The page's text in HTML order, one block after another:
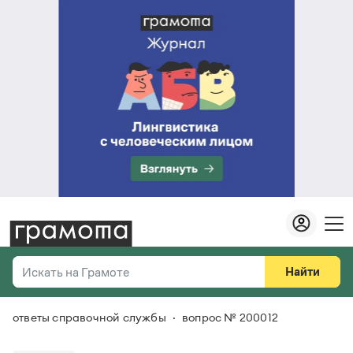
Искать на Грамоте
Справочная служба
Найти
Везде
ответы справочной службы вопрос № 200012